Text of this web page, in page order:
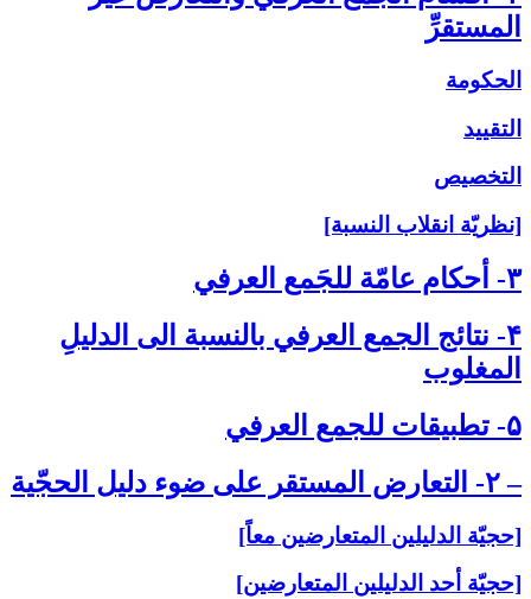
المستقرِّ
الحكومة
التقييد
التخصيص
[نظريّة انقلاب النسبة]
۳- أحكام عامّة للجَمع العرفي‏
۴- نتائج الجمع العرفي بالنسبة الى‏ الدليلِ
المغلوب‏
۵- تطبيقات للجمع العرفي‏
– ۲- التعارض المستقر على‏ ضوء دليل الحجّية
[حجيّة الدليلين المتعارضين معاً]
[حجيّة أحد الدليلين المتعارضين]